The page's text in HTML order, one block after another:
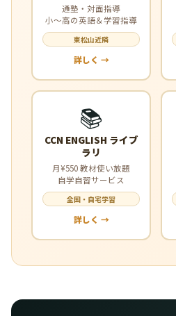
通塾・対面指導
小〜高の英語＆学習指導
東松山近隣
詳しく →
📚
CCN ENGLISH ライブ
ラリ
月¥550 教材使い放題
自学自習サービス
全国・自宅学習
詳しく →